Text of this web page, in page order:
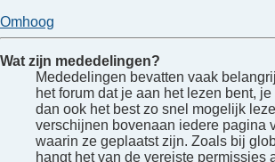
Omhoog
Wat zijn mededelingen?
Mededelingen bevatten vaak
het forum dat je aan het lezen bent,
dan ook het best zo snel mogelijk
verschijnen bovenaan iedere pagina
waarin ze geplaatst zijn. Zoals bij
hangt het van de vereiste permissies